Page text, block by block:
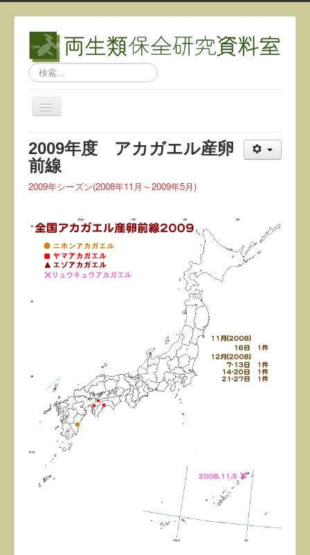
検
索...
ナ
ビ
ー
シ
ョ
ン
を
り
替
え
2009年度 アカガエル産卵
前線
2009年シーズン(2008年11月～2009年5月)